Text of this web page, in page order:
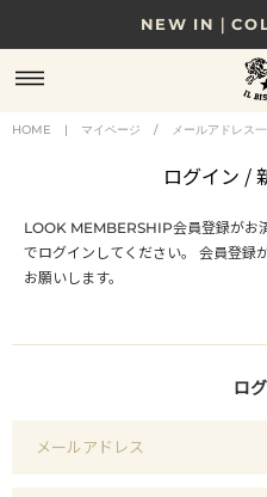
NEW IN｜
NEW IN｜
8/17(月)10時まで｜税
贈る相手やシーンから選
NEW IN｜
HOME | マイページ / メールアドレス
ログイン /
LOOK MEMBERSHIP会員登録がお
でログインしてください。
会員登録
お願いします。
ロ
メールアドレス